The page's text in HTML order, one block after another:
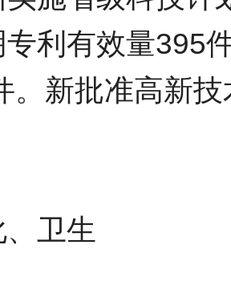
利有效量395
。新批准高新
卫生